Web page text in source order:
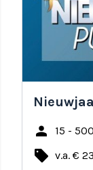
person 15 -
local_offer v.a. €